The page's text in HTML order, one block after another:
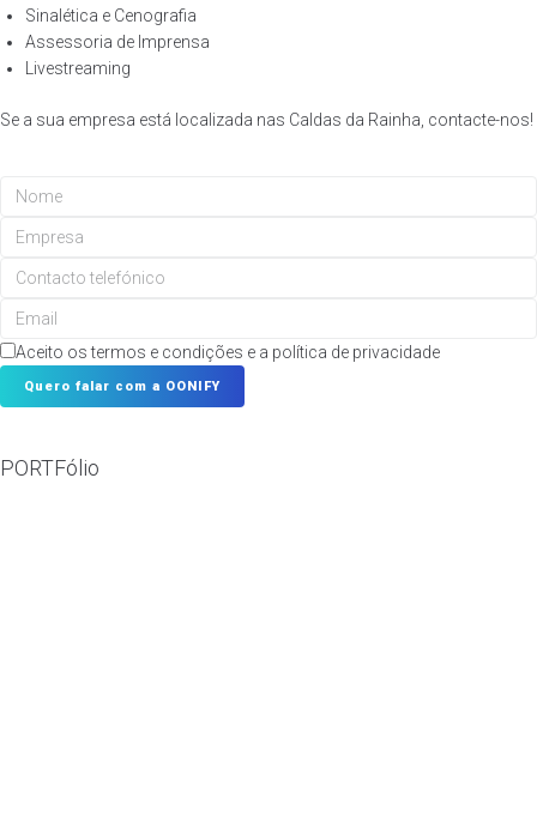
Sinalética e Cenografia
Assessoria de Imprensa
Livestreaming
Se a sua empresa está localizada nas Caldas da Rainha, contacte-nos!
Aceito os termos e condições e a política de privacidade
Quero falar com a OONIFY
PORTFólio